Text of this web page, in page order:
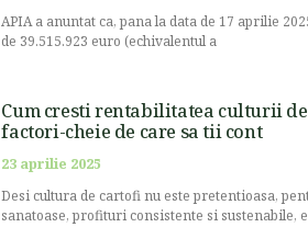
APIA a anuntat ca, pana la data de 17 aprilie
de 39.515.923 euro (echivalentul a
Cum cresti rentabilitatea culturii
factori-cheie de care sa tii cont
23 aprilie 2025
Desi cultura de cartofi nu este pretentioasa,
sanatoase, profituri consistente si sustenabile,